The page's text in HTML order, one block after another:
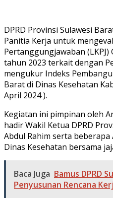
DPRD Provinsi Sulawesi
Panitia Kerja untuk
Pertanggungjawaban
tahun 2023 terkait dengan
mengukur Indeks
Barat di Dinas Kesehatan
April 2024 ).
Kegiatan ini pimpinan oleh
hadir Wakil Ketua DPRD
Abdul Rahim serta
Dinas Kesehatan bersama
Baca Juga Bamus DPRD
Penyusunan Rencana